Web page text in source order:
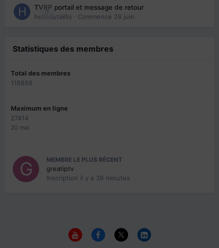
0
TVRP portail et message de retour
hellodutaillis · Commencé 26 juin
Statistiques des membres
Total des membres
118859
Maximum en ligne
27414
20 mai
MEMBRE LE PLUS RÉCENT
greatiptv
Inscription il y a 39 minutes